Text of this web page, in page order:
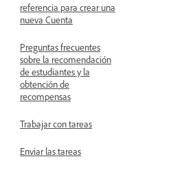
referencia para crear una
nueva Cuenta
Preguntas frecuentes
sobre la recomendación
de estudiantes y la
obtención de
recompensas
Trabajar con tareas
Enviar las tareas